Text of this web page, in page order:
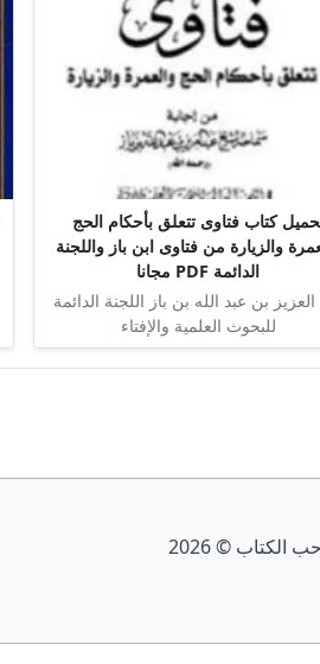
كتاب فتاوى تتعلق بأحكام الحج
والزيارة من فتاوى ابن باز واللجنة
الدائمة PDF مجانا
بن عبد الله بن باز اللجنة الدائمة
للبحوث العلمية والإفتاء
حقوق الطبع والنشر محفوظة لصاحب الكتاب © 2026